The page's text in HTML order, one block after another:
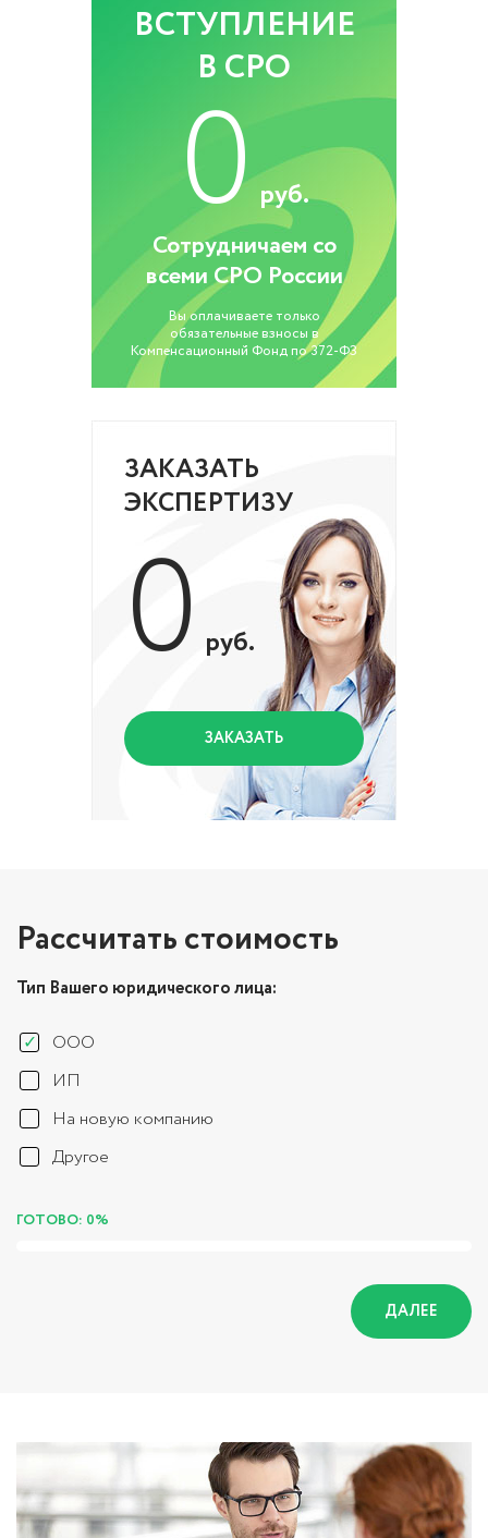
ВСТУПЛЕНИЕ
В СРО
0 руб.
Сотрудничаем со
всеми СРО России
Вы оплачиваете только
обязательные взносы в
Компенсационный Фонд по 372-ФЗ
ЗАКАЗАТЬ
ЭКСПЕРТИЗУ
0 руб.
ЗАКАЗАТЬ
Рассчитать стоимость
Тип Вашего юридического лица:
ООО
ИП
На новую компанию
Другое
ГОТОВО: 0%
ДАЛЕЕ